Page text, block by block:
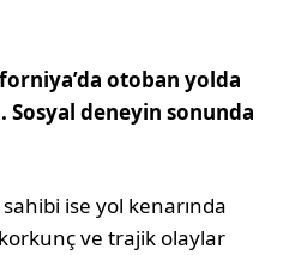
otoban yolda
deneyin sonunda
ise yol kenarında
ve trajik olaylar